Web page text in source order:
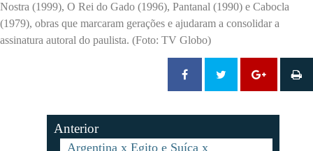
Nostra (1999), O Rei do Gado (1996), Pantanal (1990) e Cabocla
(1979), obras que marcaram gerações e ajudaram a consolidar a
assinatura autoral do paulista. (Foto: TV Globo)
Anterior
Argentina x Egito e Suíca x